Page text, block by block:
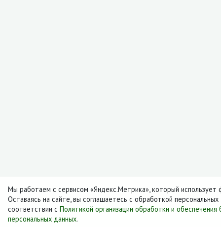
Мы работаем с сервисом «Яндекс.Метрика», который использует
Оставаясь на сайте, вы соглашаетесь с обработкой
соответствии с Политикой организации обработки и обеспечения
персональных данных.